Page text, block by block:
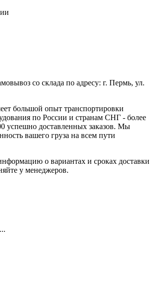
со склада по адресу: г. Пермь, ул.
большой опыт транспортировки
по России и странам СНГ - более
успешно доставленных заказов. Мы
вашего груза на всем пути
о вариантах и сроках доставки
у менеджеров.